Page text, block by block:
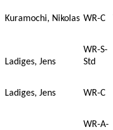
Kuramochi, Nikolas WR-C
Ladiges, Jens
WR-S-
Std
Ladiges, Jens WR-C
WR-A-